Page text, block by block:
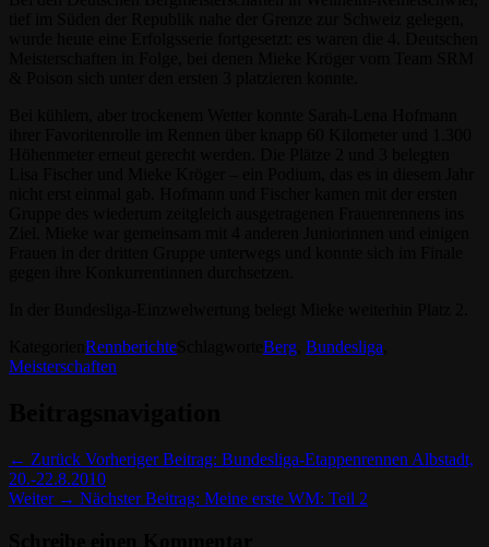
Rennberichte Berg Bundesliga
Meisterschaften
← Zurück Vorheriger Beitrag: Bundesliga-Etappenrennen Albstadt,
20.-22.8.2010
Weiter → Nächster Beitrag: Meine erste WM: Teil 2